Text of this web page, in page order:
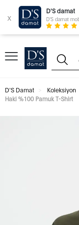
x
D'S damat
D'S damat
D'S Damat Koleksiyon
Haki %100 Pamuk T-Shirt